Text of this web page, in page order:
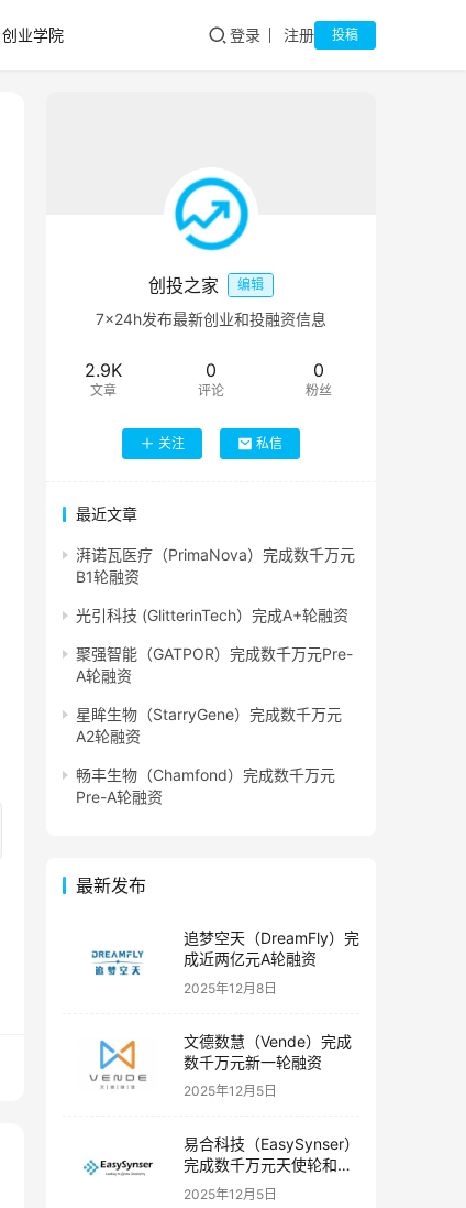
创业学院 登录 注册 投稿
创投之家 编辑
7×24h发布最新创业和投融资信息
2.9K
文章
0
评论
0
粉丝
关注 私信
最近文章
湃诺瓦医疗（PrimaNova）完成数千万元
B1轮融资
光引科技 (GlitterinTech）完成A+轮融资
聚强智能（GATPOR）完成数千万元Pre-
A轮融资
星眸生物（StarryGene）完成数千万元
A2轮融资
畅丰生物（Chamfond）完成数千万元
Pre-A轮融资
最新发布
追梦空天（DreamFly）完
成近两亿元A轮融资
2025年12月8日
文德数慧（Vende）完成
数千万元新一轮融资
2025年12月5日
易合科技（EasySynser）
完成数千万元天使轮和天
使+轮融资
2025年12月5日